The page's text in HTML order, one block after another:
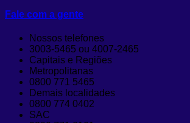
Fale com a gente
Nossos telefones
3003-5465 ou 4007-2465
Capitais e Regiões
Metropolitanas
0800 771 5465
Demais localidades
0800 774 0402
SAC